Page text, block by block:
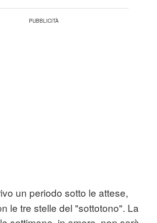
un periodo sotto le attese,
le tre stelle del "sottotono". La